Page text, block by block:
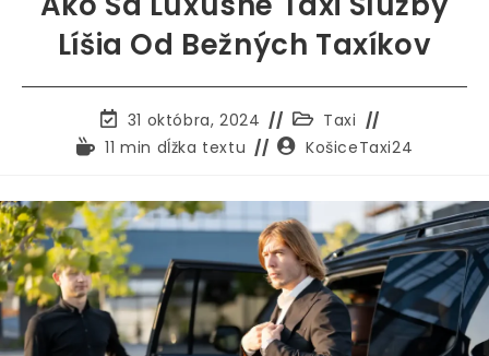
Líšia Od Bežných Taxíkov
Príspevok
naposledy
upravený:
31 októbra, 2024
Kategória
príspevkov:
Taxi
Čas11 min dĺžka textu
AutorKošiceTaxi24